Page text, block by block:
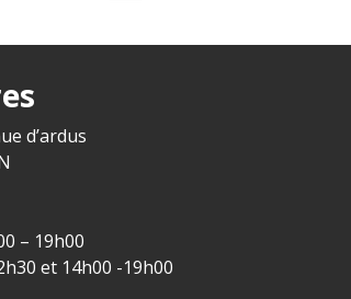
d’ardus
– 19h00
et 14h00 -19h00